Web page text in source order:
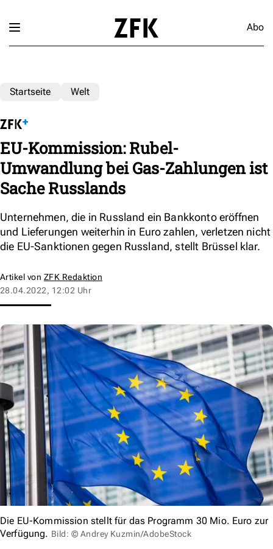
Abo
Startseite Welt
EU-Kommission: Rubel-
Umwandlung bei Gas-Zahlungen ist
Sache Russlands
Unternehmen, die in Russland ein Bankkonto eröffnen
und Lieferungen weiterhin in Euro zahlen, verletzen nicht
die EU-Sanktionen gegen Russland, stellt Brüssel klar.
Artikel von ZFK Redaktion
28.04.2022, 12:02 Uhr
Die EU-Kommission stellt für das Programm 30 Mio. Euro zur
Verfügung. Bild: © Andrey Kuzmin/AdobeStock